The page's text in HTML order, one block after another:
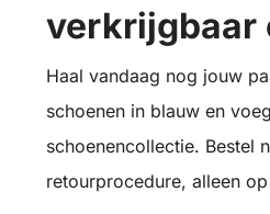
verkrijgbaar
Haal vandaag nog jouw
schoenen in blauw en
schoenencollectie. Bestel
retourprocedure, alleen